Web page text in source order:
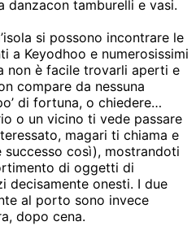
danzacon tamburelli e vasi.
si possono incontrare le
a Keyodhoo e numerosissimi
non è facile trovarli aperti e
compare da nessuna
di fortuna, o chiedere…
o un vicino ti vede passare
magari ti chiama e
così), mostrandoti
di oggetti di
decisamente onesti. I due
al porto sono invece
dopo cena.